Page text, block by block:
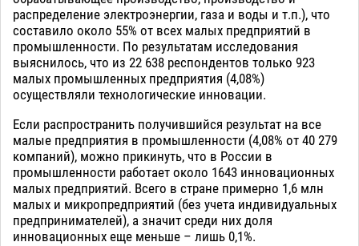
распределение электроэнергии, газа и воды и т.п.), что
составило около 55% от всех малых предприятий в
промышленности. По результатам исследования
выяснилось, что из 22 638 респондентов только 923
малых промышленных предприятия (4,08%)
осуществляли технологические инновации.
Если распространить получившийся результат на все
малые предприятия в промышленности (4,08% от 40 279
компаний), можно прикинуть, что в России в
промышленности работает около 1643 инновационных
малых предприятий. Всего в стране примерно 1,6 млн
малых и микропредприятий (без учета индивидуальных
предпринимателей), а значит среди них доля
инновационных еще меньше – лишь 0,1%.